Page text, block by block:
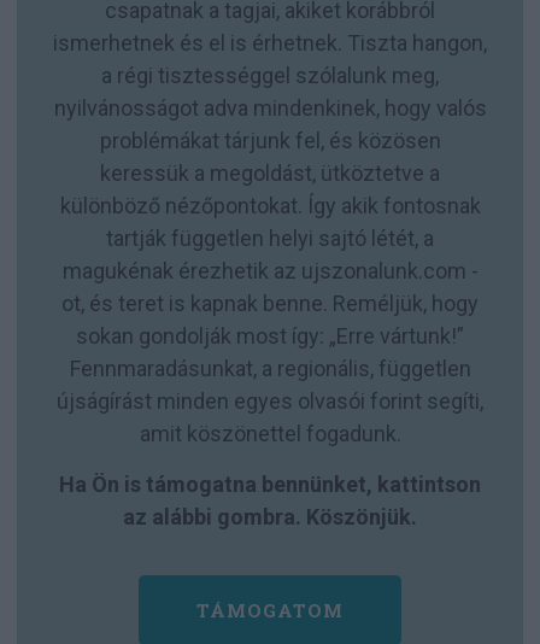
csapatnak a tagjai, akiket korábbról
ismerhetnek és el is érhetnek. Tiszta hangon,
a régi tisztességgel szólalunk meg,
nyilvánosságot adva mindenkinek, hogy valós
problémákat tárjunk fel, és közösen
keressük a megoldást, ütköztetve a
különböző nézőpontokat. Így akik fontosnak
tartják független helyi sajtó létét, a
magukénak érezhetik az ujszonalunk.com -
ot, és teret is kapnak benne. Reméljük, hogy
sokan gondolják most így: „Erre vártunk!”
Fennmaradásunkat, a regionális, független
újságírást minden egyes olvasói forint segíti,
amit köszönettel fogadunk.
Ha Ön is támogatna bennünket, kattintson
az alábbi gombra. Köszönjük.
TÁMOGATOM